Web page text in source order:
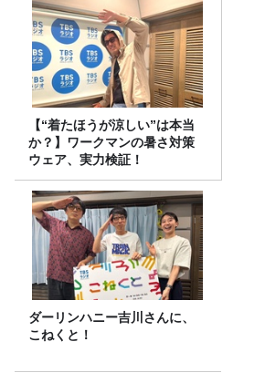
【“着たほうが涼しい”は本当
か？】ワークマンの暑さ対策
ウェア、実力検証！
ダーリンハニー吉川さんに、
こねくと！